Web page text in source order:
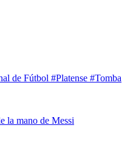
de Fútbol #Platense #Tomba
la mano de Messi